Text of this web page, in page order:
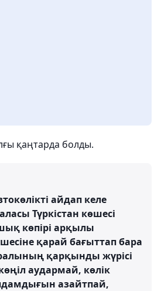
қаңтарда болды.
айдап келе
Түркістан көшесі
көпірі арқылы
қарай бағыттап бара
қарқынды жүрісі
көңіл аудармай, көлік
азайтпай,